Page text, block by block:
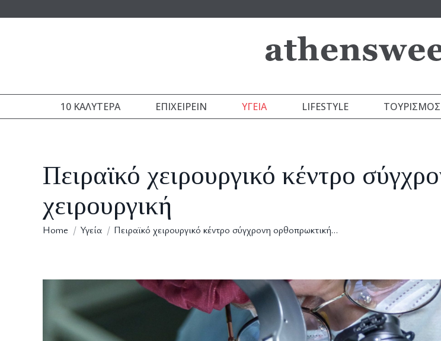
10 ΚΑΛΎΤΕΡΑ ΕΠΙΧΕΙΡΕΊΝ ΥΓΕΊΑ LIFESTYLE ΤΟΥΡΙΣΜΌΣ
Πειραϊκό χειρουργικό κέντρο
χειρουργική
You are here:
Home Υγεία Πειραϊκό χειρουργικό κέντρο σύγχρονη ορθοπρωκτική…